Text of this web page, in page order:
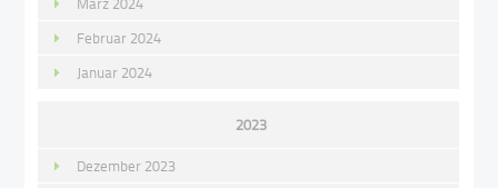
Februar 2024
Januar 2024
2023
Dezember 2023